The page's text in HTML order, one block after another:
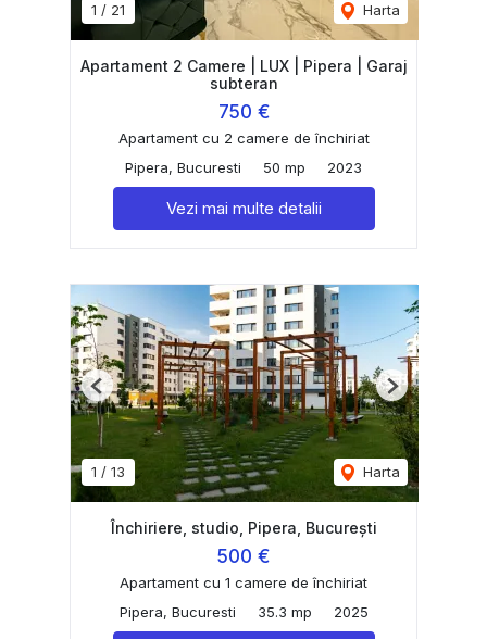
1 / 21 Harta
Apartament 2 Camere | LUX | Pipera | Garaj
subteran
750 €
Apartament cu 2 camere de închiriat
Pipera, Bucuresti
50 mp 2023
Vezi mai multe detalii
1 / 13 Harta
Previous Next
Închiriere, studio, Pipera, București
500 €
Apartament cu 1 camere de închiriat
Pipera, Bucuresti
35.3 mp 2025